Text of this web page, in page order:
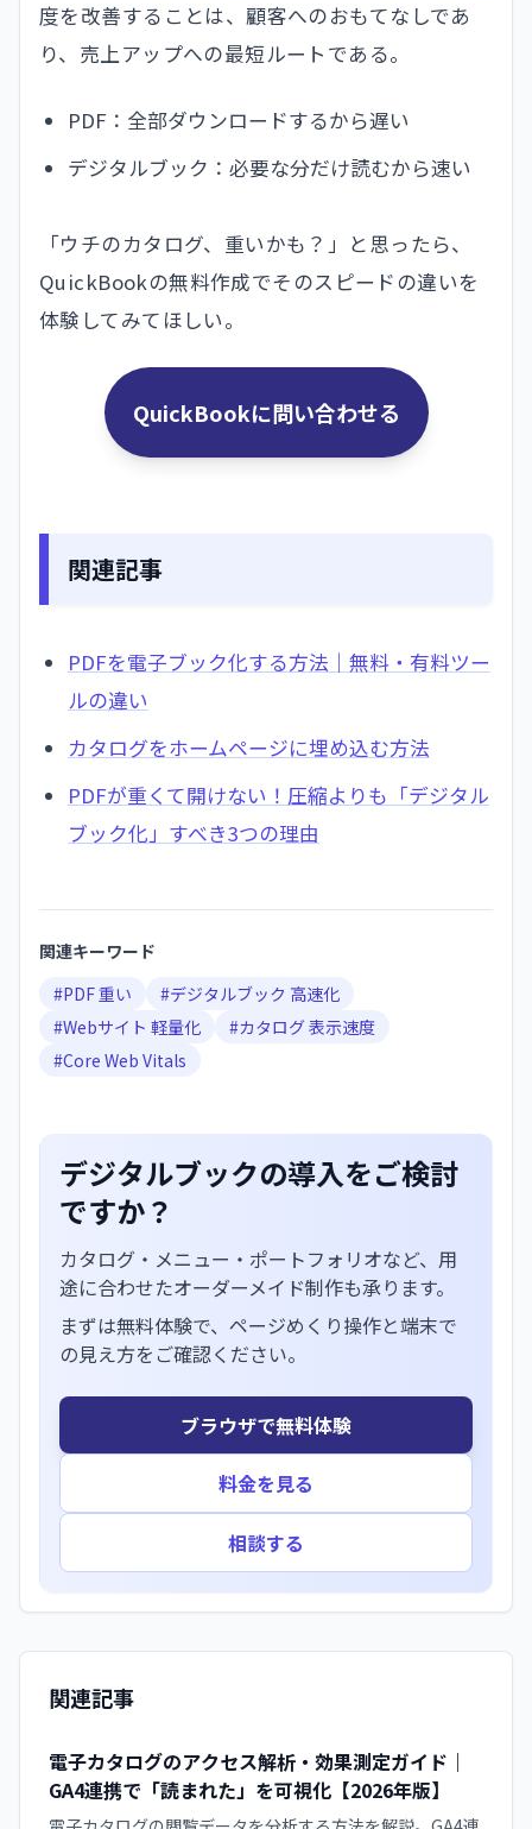
度を改善することは、顧客へのおもてなしであ
り、売上アップへの最短ルートである。
PDF：全部ダウンロードするから遅い
デジタルブック：必要な分だけ読むから速い
「ウチのカタログ、重いかも？」と思ったら、
QuickBookの無料作成でそのスピードの違いを
体験してみてほしい。
QuickBookに問い合わせる
関連記事
PDFを電子ブック化する方法｜無料・有料ツー
ルの違い
カタログをホームページに埋め込む方法
PDFが重くて開けない！圧縮よりも「デジタル
ブック化」すべき3つの理由
関連キーワード
#PDF 重い #デジタルブック 高速化
#Webサイト 軽量化 #カタログ 表示速度
#Core Web Vitals
デジタルブックの導入をご検討
ですか？
カタログ・メニュー・ポートフォリオなど、用
途に合わせたオーダーメイド制作も承ります。
まずは無料体験で、ページめくり操作と端末で
の見え方をご確認ください。
ブラウザで無料体験
料金を見る
相談する
関連記事
電子カタログのアクセス解析・効果測定ガイド｜
GA4連携で「読まれた」を可視化【2026年版】